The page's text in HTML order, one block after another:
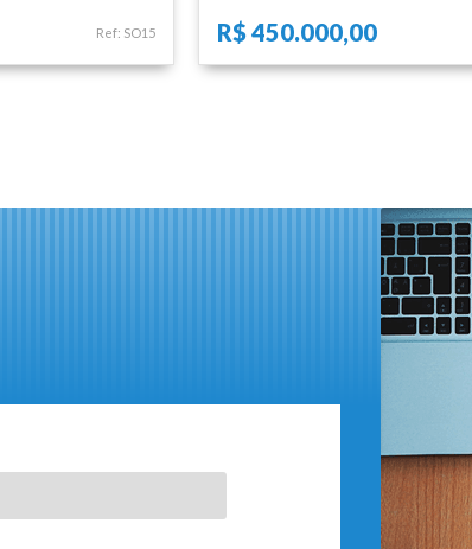
Ref: SO15 R$ 450.000,00